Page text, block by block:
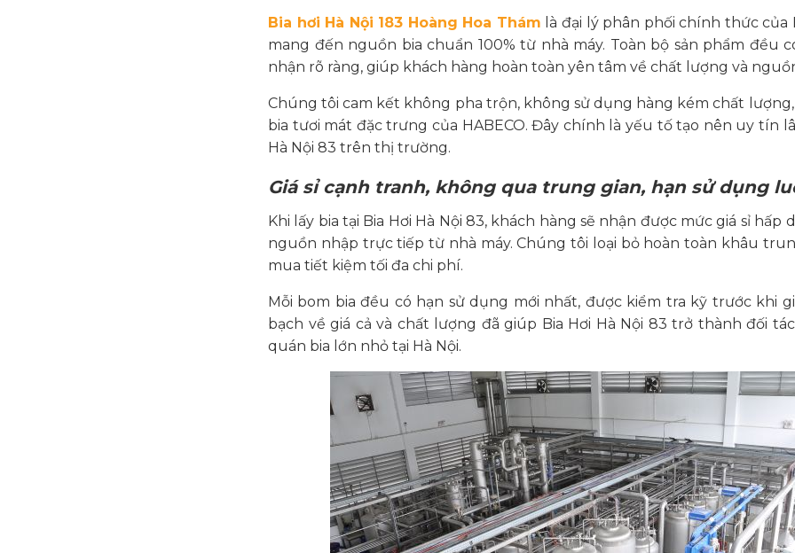
Bia hơi Hà Nội 183 Hoàng Hoa Thám là đại lý phân phối chính thức của
mang đến nguồn bia chuẩn 100% từ nhà máy. Toàn bộ sản phẩm đều
nhận rõ ràng, giúp khách hàng hoàn toàn yên tâm về chất lượng và
Chúng tôi cam kết không pha trộn, không sử dụng hàng kém chất
bia tươi mát đặc trưng của HABECO. Đây chính là yếu tố tạo nên uy tín
Hà Nội 83 trên thị trường.
Giá sỉ cạnh tranh, không qua trung gian, hạn sử dụng
Khi lấy bia tại Bia Hơi Hà Nội 83, khách hàng sẽ nhận được mức giá sỉ hấp
nguồn nhập trực tiếp từ nhà máy. Chúng tôi loại bỏ hoàn toàn khâu
mua tiết kiệm tối đa chi phí.
Mỗi bom bia đều có hạn sử dụng mới nhất, được kiểm tra kỹ trước khi
bạch về giá cả và chất lượng đã giúp Bia Hơi Hà Nội 83 trở thành đối
quán bia lớn nhỏ tại Hà Nội.